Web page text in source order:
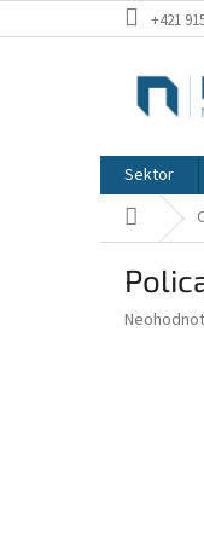
na
+421
Sektor
Domov
Priemerné